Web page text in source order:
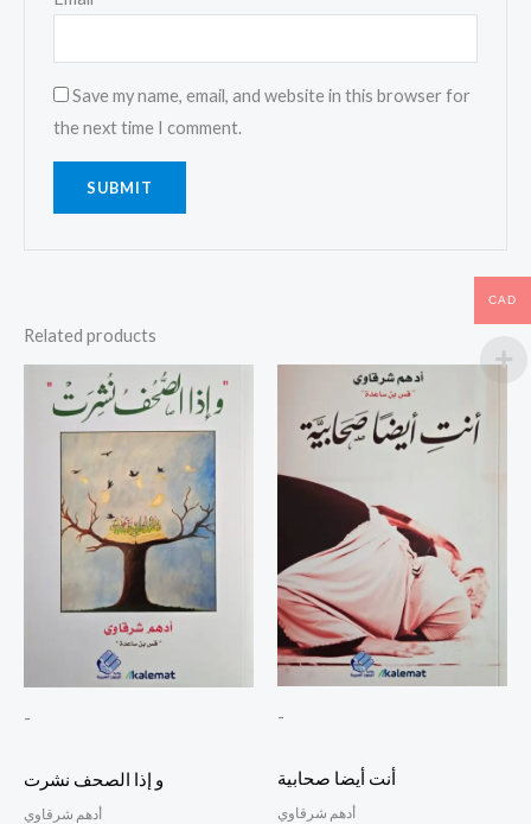
Save my name, email, and website in this browser for
the next time I comment.
Related products
-
و إذا الصحف نشرت
أدهم شرقاوي
-
أنت أيضا صحابية
أدهم شرقاوي
CAD